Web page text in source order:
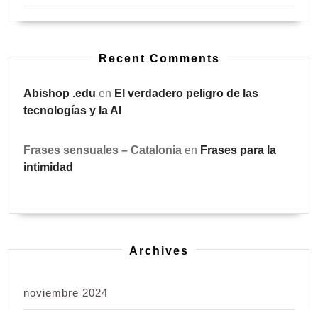
Recent Comments
Abishop .edu en El verdadero peligro de las
tecnologías y la AI
Frases sensuales – Catalonia en Frases para la
intimidad
Archives
noviembre 2024